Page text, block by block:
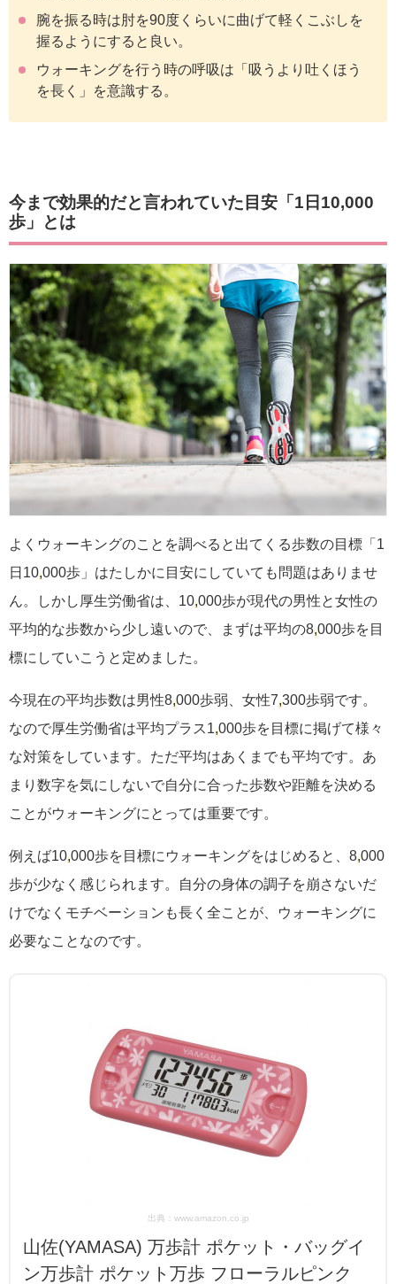
腕を振る時は肘を90度くらいに曲げて軽くこぶしを
握るようにすると良い。
ウォーキングを行う時の呼吸は「吸うより吐くほう
を長く」を意識する。
今まで効果的だと言われていた目安「1日10,000
歩」とは
よくウォーキングのことを調べると出てくる歩数の目標「1
日10,000歩」はたしかに目安にしていても問題はありませ
ん。しかし厚生労働省は、10,000歩が現代の男性と女性の
平均的な歩数から少し遠いので、まずは平均の8,000歩を目
標にしていこうと定めました。
今現在の平均歩数は男性8,000歩弱、女性7,300歩弱です。
なので厚生労働省は平均プラス1,000歩を目標に掲げて様々
な対策をしています。ただ平均はあくまでも平均です。あ
まり数字を気にしないで自分に合った歩数や距離を決める
ことがウォーキングにとっては重要です。
例えば10,000歩を目標にウォーキングをはじめると、 8,000
歩が少なく感じられます。自分の身体の調子を崩さないだ
けでなくモチベーションも長く全ことが、ウォーキングに
必要なことなのです。
出典：www.amazon.co.jp
山佐(YAMASA) 万歩計 ポケット・バッグイ
ン万歩計 ポケット万歩 フローラルピンク